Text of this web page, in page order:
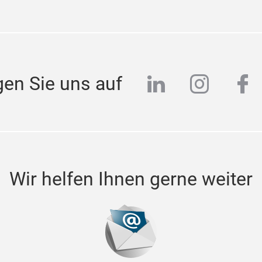
Sie uns auf linkedin
Wir helfen Ihnen gerne weiter